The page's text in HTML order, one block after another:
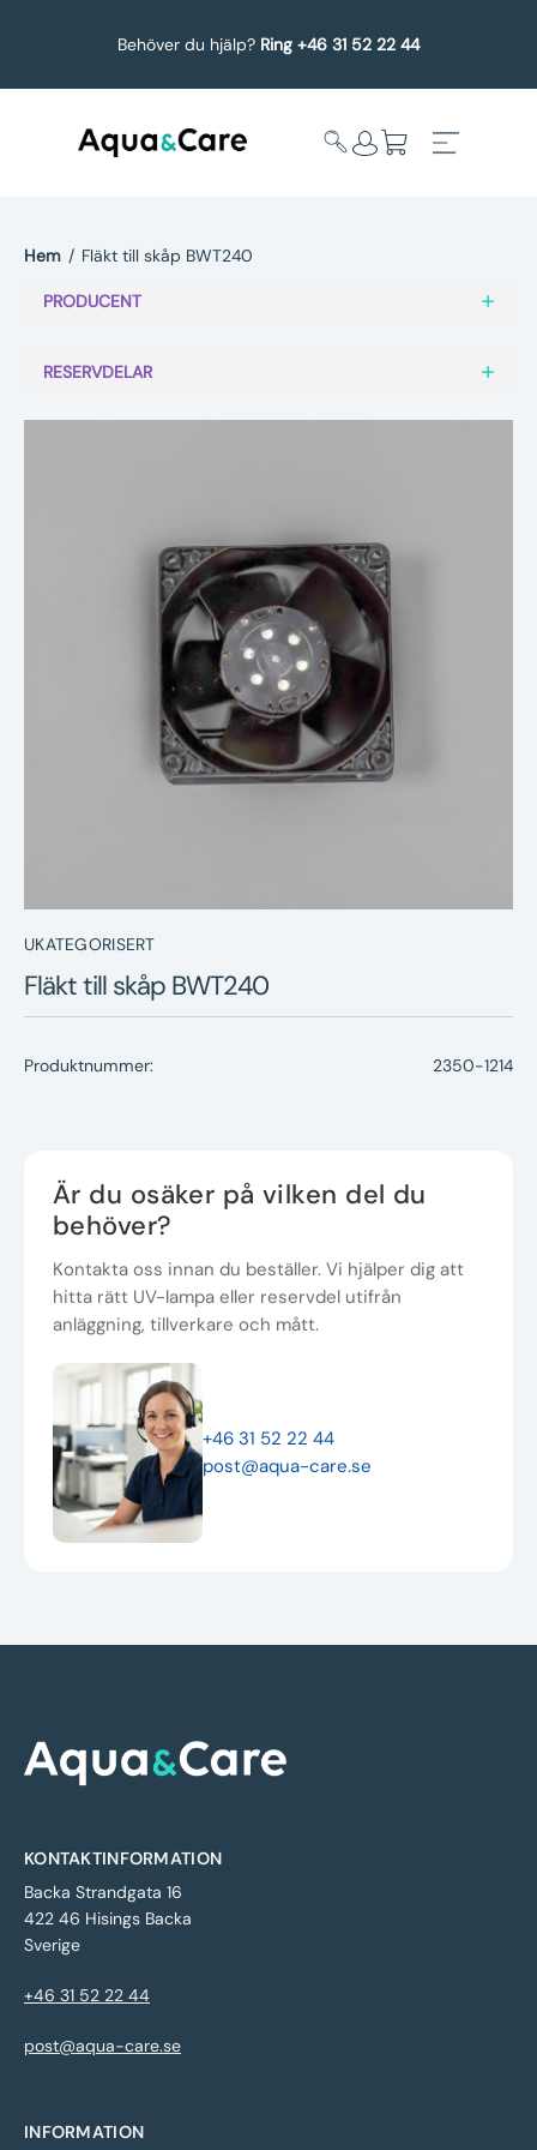
Behöver du hjälp? Ring +46 31 52 22 44
undermeny
Service
Nyheter
Underhållstips
Kontakt
Hem / Fläkt till skåp BWT240
PRODUCENT
RESERVDELAR
UKATEGORISERT
Fläkt till skåp BWT240
Produktnummer: 2350-1214
Är du osäker på vilken del du
behöver?
Kontakta oss innan du beställer. Vi hjälper dig att
hitta rätt UV-lampa eller reservdel utifrån
anläggning, tillverkare och mått.
+46 31 52 22 44
post@aqua-care.se
KONTAKTINFORMATION
Backa Strandgata 16
422 46 Hisings Backa
Sverige
+46 31 52 22 44
post@aqua-care.se
INFORMATION